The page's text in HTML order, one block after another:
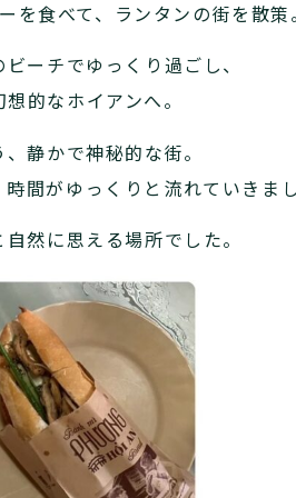
を食べて、ランタンの街を散策。
ーチでゆっくり過ごし、
的なホイアンへ。
静かで神秘的な街。
間がゆっくりと流れていきまし
自然に思える場所でした。